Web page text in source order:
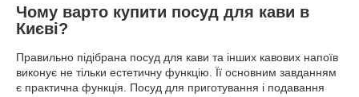
Чому варто купити посуд для кави в
Києві?
Правильно підібрана посуд для кави та інших кавових напоїв
виконує не тільки естетичну функцію. Її основним завданням
є практична функція. Посуд для приготування і подавання